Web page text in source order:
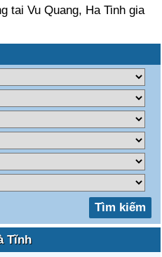
tai Vu Quang, Ha Tinh gia
Tĩnh